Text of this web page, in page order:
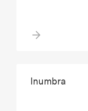
Inumbra